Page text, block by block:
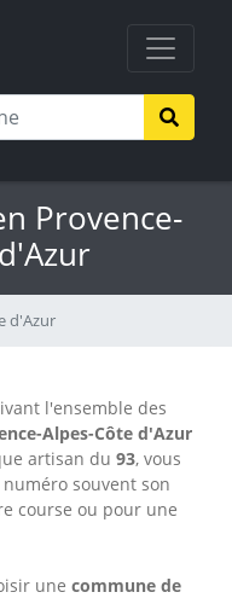
Provence-
d'Azur
l'ensemble des
Alpes-Côte d'Azur
artisan du 93, vous
souvent son
course ou pour une
une commune de